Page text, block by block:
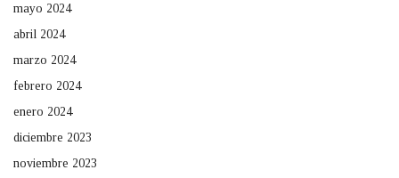
mayo 2024
abril 2024
marzo 2024
febrero 2024
enero 2024
diciembre 2023
noviembre 2023